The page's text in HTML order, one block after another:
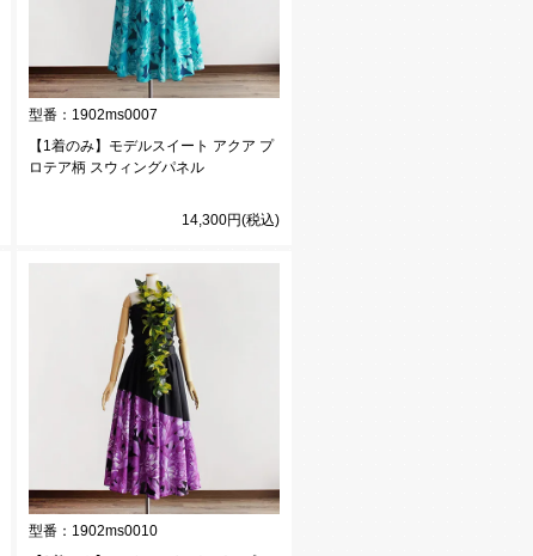
型番： 1902ms0007
【1着のみ】モデルスイート アクア プ
ロテア柄 スウィングパネル
14,300円(税込)
型番： 1902ms0010